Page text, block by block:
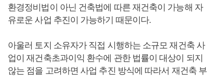
환경정비법이 아닌 건축법에 따른 재건축이 가능해 자
유로운 사업 추진이 가능하기 때문이다.
아울러 토지 소유자가 직접 시행하는 소규모 재건축 사
업이 재건축초과이익 환수에 관한 법률이 대상이 되지
않는 점을 고려하면 사업 추진 방식에 따라서 재건축 부